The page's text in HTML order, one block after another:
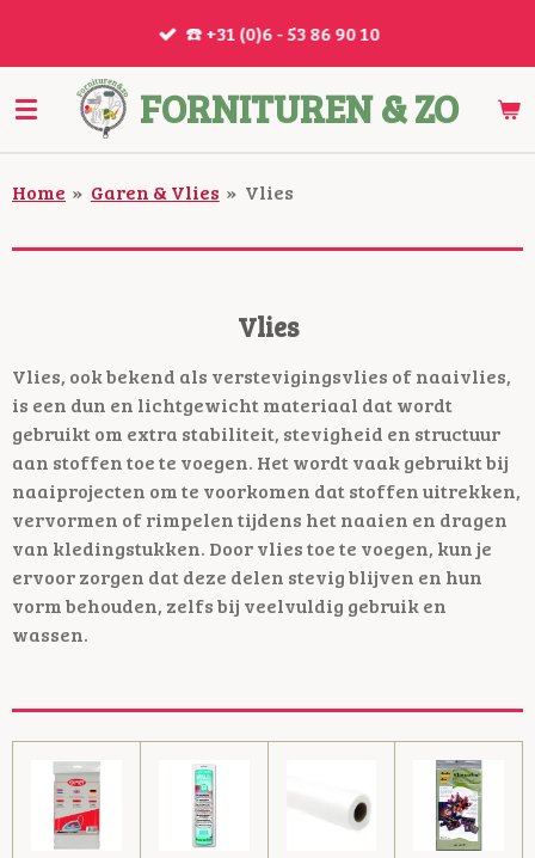
de
hoofdinhoud
FORNITUREN & ZO
☎️ +31 (0)6 - 53 86 90 10
Home » Garen & Vlies » Vlies
Vlies
Vlies, ook bekend als verstevigingsvlies of naaivlies,
is een dun en lichtgewicht materiaal dat wordt
gebruikt om extra stabiliteit, stevigheid en structuur
aan stoffen toe te voegen. Het wordt vaak gebruikt bij
naaiprojecten om te voorkomen dat stoffen uitrekken,
vervormen of rimpelen tijdens het naaien en dragen
van kledingstukken. Door vlies toe te voegen, kun je
ervoor zorgen dat deze delen stevig blijven en hun
vorm behouden, zelfs bij veelvuldig gebruik en
wassen.